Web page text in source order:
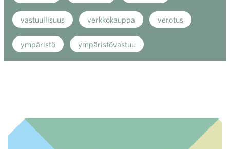
vastuullisuus verkkokauppa verotus
ympäristö ympäristövastuu